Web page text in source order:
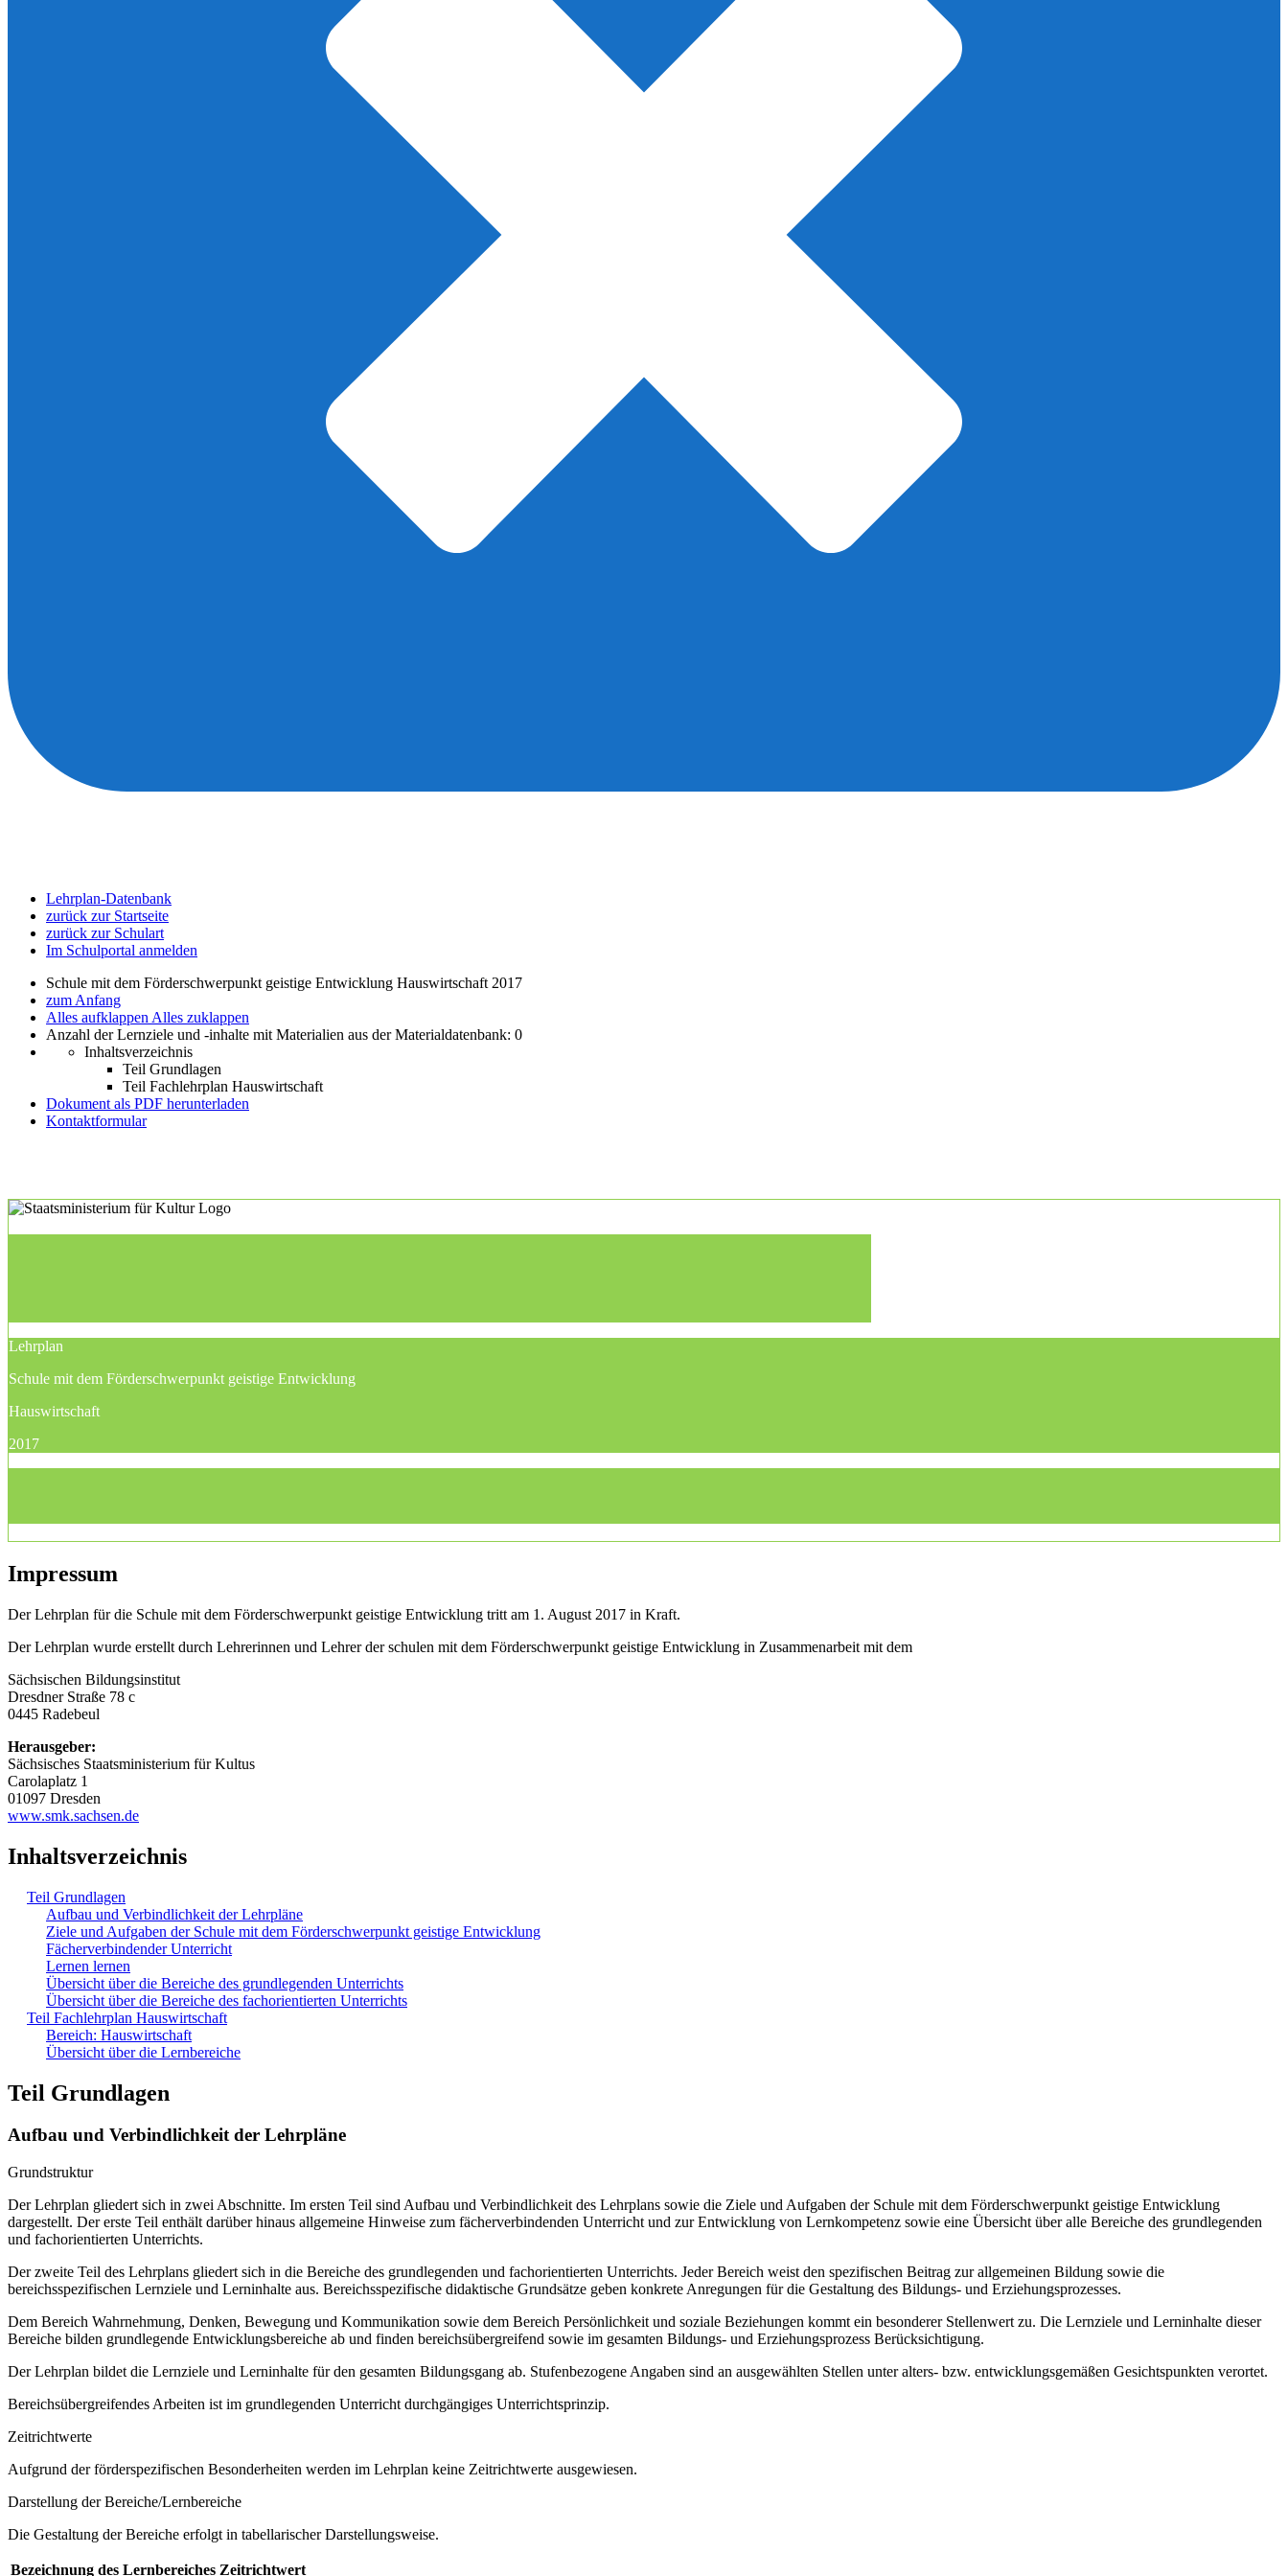
Lehrplan-Datenbank
zurück zur Startseite
zurück zur Schulart
Im Schulportal anmelden
Schule mit dem Förderschwerpunkt geistige Entwicklung Hauswirtschaft 2017
zum Anfang
Alles aufklappen Alles zuklappen
Anzahl der Lernziele und -inhalte mit Materialien aus der Materialdatenbank: 0
Inhaltsverzeichnis
Teil Grundlagen
Teil Fachlehrplan Hauswirtschaft
Dokument als PDF herunterladen
Kontaktformular
Lehrplan
Schule mit dem Förderschwerpunkt geistige Entwicklung
Hauswirtschaft
2017
Impressum
Der Lehrplan für die Schule mit dem Förderschwerpunkt geistige Entwicklung tritt am 1. August 2017 in Kraft.
Der Lehrplan wurde erstellt durch Lehrerinnen und Lehrer der schulen mit dem Förderschwerpunkt geistige Entwicklung in Zusammenarbeit mit dem
Sächsischen Bildungsinstitut
Dresdner Straße 78 c
0445 Radebeul
Herausgeber:
Sächsisches Staatsministerium für Kultus
Carolaplatz 1
01097 Dresden
www.smk.sachsen.de
Inhaltsverzeichnis
Teil Grundlagen
Aufbau und Verbindlichkeit der Lehrpläne
Ziele und Aufgaben der Schule mit dem Förderschwerpunkt geistige Entwicklung
Fächerverbindender Unterricht
Lernen lernen
Übersicht über die Bereiche des grundlegenden Unterrichts
Übersicht über die Bereiche des fachorientierten Unterrichts
Teil Fachlehrplan Hauswirtschaft
Bereich: Hauswirtschaft
Übersicht über die Lernbereiche
Teil Grundlagen
Aufbau und Verbindlichkeit der Lehrpläne
Grundstruktur
Der Lehrplan gliedert sich in zwei Abschnitte. Im ersten Teil sind Aufbau und Verbindlichkeit des Lehrplans sowie die Ziele und Aufgaben der Schule mit dem Förderschwerpunkt geistige Entwicklung
dargestellt. Der erste Teil enthält darüber hinaus allgemeine Hinweise zum fächerverbindenden Unterricht und zur Entwicklung von Lernkompetenz sowie eine Übersicht über alle Bereiche des grundlegenden
und fachorientierten Unterrichts.
Der zweite Teil des Lehrplans gliedert sich in die Bereiche des grundlegenden und fachorientierten Unterrichts. Jeder Bereich weist den spezifischen Beitrag zur allgemeinen Bildung sowie die
bereichsspezifischen Lernziele und Lerninhalte aus. Bereichsspezifische didaktische Grundsätze geben konkrete Anregungen für die Gestaltung des Bildungs- und Erziehungsprozesses.
Dem Bereich Wahrnehmung, Denken, Bewegung und Kommunikation sowie dem Bereich Persönlichkeit und soziale Beziehungen kommt ein besonderer Stellenwert zu. Die Lernziele und Lerninhalte dieser
Bereiche bilden grundlegende Entwicklungsbereiche ab und finden bereichsübergreifend sowie im gesamten Bildungs- und Erziehungsprozess Berücksichtigung.
Der Lehrplan bildet die Lernziele und Lerninhalte für den gesamten Bildungsgang ab. Stufenbezogene Angaben sind an ausgewählten Stellen unter alters- bzw. entwicklungsgemäßen Gesichtspunkten verortet.
Bereichsübergreifendes Arbeiten ist im grundlegenden Unterricht durchgängiges Unterrichtsprinzip.
Zeitrichtwerte
Aufgrund der förderspezifischen Besonderheiten werden im Lehrplan keine Zeitrichtwerte ausgewiesen.
Darstellung der Bereiche/Lernbereiche
Die Gestaltung der Bereiche erfolgt in tabellarischer Darstellungsweise.
Bezeichnung des Lernbereiches Zeitrichtwert